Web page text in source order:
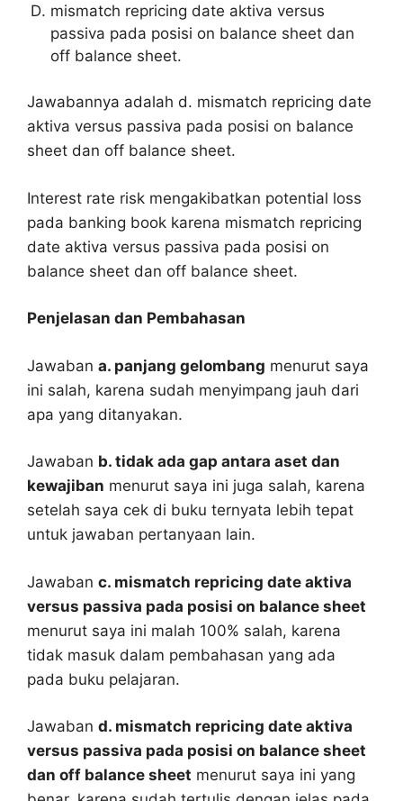
mismatch repricing date aktiva versus
passiva pada posisi on balance sheet dan
off balance sheet.
Jawabannya adalah d. mismatch repricing date
aktiva versus passiva pada posisi on balance
sheet dan off balance sheet.
Interest rate risk mengakibatkan potential loss
pada banking book karena mismatch repricing
date aktiva versus passiva pada posisi on
balance sheet dan off balance sheet.
Penjelasan dan Pembahasan
Jawaban a. panjang gelombang menurut saya
ini salah, karena sudah menyimpang jauh dari
apa yang ditanyakan.
Jawaban b. tidak ada gap antara aset dan
kewajiban menurut saya ini juga salah, karena
setelah saya cek di buku ternyata lebih tepat
untuk jawaban pertanyaan lain.
Jawaban c. mismatch repricing date aktiva
versus passiva pada posisi on balance sheet
menurut saya ini malah 100% salah, karena
tidak masuk dalam pembahasan yang ada
pada buku pelajaran.
Jawaban d. mismatch repricing date aktiva
versus passiva pada posisi on balance sheet
dan off balance sheet menurut saya ini yang